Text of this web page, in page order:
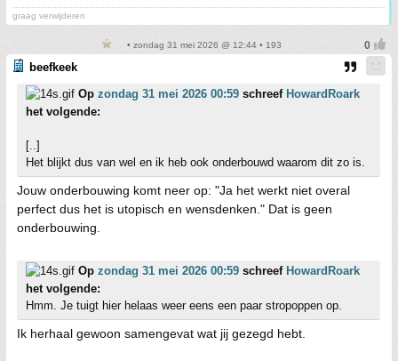
graag verwijderen
• zondag 31 mei 2026 @ 12:44 • 193
beefkeek
Op zondag 31 mei 2026 00:59 schreef HowardRoark
het volgende:
[..]
Het blijkt dus van wel en ik heb ook onderbouwd waarom dit zo is.
Jouw onderbouwing komt neer op: "Ja het werkt niet overal
perfect dus het is utopisch en wensdenken." Dat is geen
onderbouwing.
Op zondag 31 mei 2026 00:59 schreef HowardRoark
het volgende:
Hmm. Je tuigt hier helaas weer eens een paar stropoppen op.
Ik herhaal gewoon samengevat wat jij gezegd hebt.